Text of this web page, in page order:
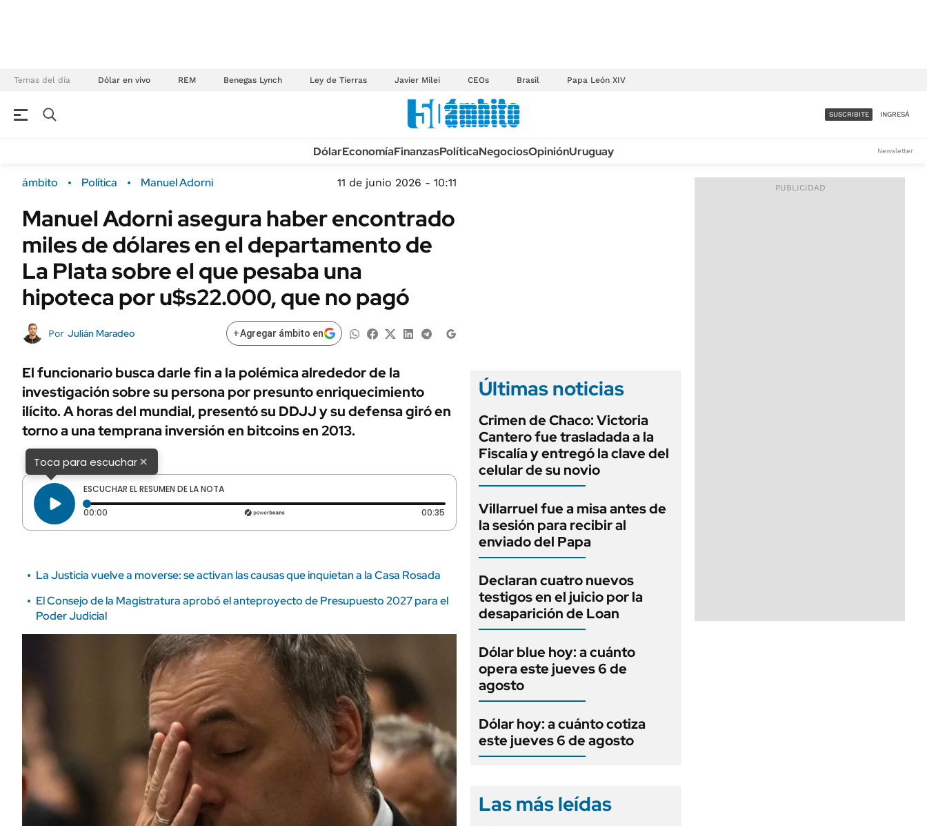
Temas del día Dólar en vivo REM Benegas Lynch Ley de Tierras Javier Milei CEOs Brasil Papa León XIV
Campo
FINANZAS
Dólar
Mercados
ÁMBITO DEBATE
MEDIAKIT AMBITO DEBATE
Sustentabilidad
POLÍTICA
Nacional
Municipios
TECNOLOGÍA
MÉXICO
MUNDO
INFORMACIÓN GENERAL
ESPECTÁCULOS
DEPORTES
AUTOS
ACCESO FULL - $1.800/MES
SUSCRIBITE INGRESÁ
DólarEconomíaFinanzasPolíticaNegociosOpiniónUruguay Newsletter
ámbito Política Manuel Adorni 11 de junio 2026 - 10:11
Manuel Adorni asegura haber encontrado
miles de dólares en el departamento de
La Plata sobre el que pesaba una
hipoteca por u$s22.000, que no pagó
Por Julián Maradeo +Agregar ámbito en
El funcionario busca darle fin a la polémica alrededor de la
investigación sobre su persona por presunto enriquecimiento
ilícito. A horas del mundial, presentó su DDJJ y su defensa giró en
torno a una temprana inversión en bitcoins en 2013.
Toca para escuchar×
ESCUCHAR EL RESUMEN DE LA NOTA
00:00 Tiempo transcurrido: 0 segundos 00:35 Duración: 35 segundos
La Justicia vuelve a moverse: se activan las causas que inquietan a la Casa Rosada
El Consejo de la Magistratura aprobó el anteproyecto de Presupuesto 2027 para el
Poder Judicial
Últimas noticias
Crimen de Chaco: Victoria
Cantero fue trasladada a la
Fiscalía y entregó la clave del
celular de su novio
Villarruel fue a misa antes de
la sesión para recibir al
enviado del Papa
Declaran cuatro nuevos
testigos en el juicio por la
desaparición de Loan
Dólar blue hoy: a cuánto
opera este jueves 6 de
agosto
Dólar hoy: a cuánto cotiza
este jueves 6 de agosto
Las más leídas